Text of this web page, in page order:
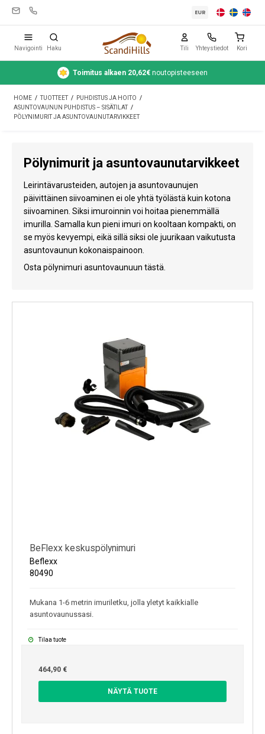
Leirintävarusteet
Teltat
Auto ja peräkärry
Kaasu
Vesi
Sähkötarvikkeet
EUR
Navigointi Haku Tili Yhteystiedot Kori
Toimitus alkaen 20,62€ noutopisteeseen
HOME / TUOTTEET / PUHDISTUS JA HOITO /
ASUNTOVAUNUN PUHDISTUS – SISÄTILAT /
PÖLYNIMURIT JA ASUNTOVAUNUTARVIKKEET
Pölynimurit ja asuntovaunutarvikkeet
Leirintävarusteiden, autojen ja asuntovaunujen
päivittäinen siivoaminen ei ole yhtä työlästä kuin kotona
siivoaminen. Siksi imuroinnin voi hoitaa pienemmällä
imurilla. Samalla kun pieni imuri on kooltaan kompakti, on
se myös kevyempi, eikä sillä siksi ole juurikaan vaikutusta
asuntovaunun kokonaispainoon.
Osta pölynimuri asuntovaunuun tästä.
BeFlexx keskuspölynimuri
Beflexx
80490
Mukana 1-6 metrin imuriletku, jolla yletyt kaikkialle
asuntovaunussasi.
Tilaa tuote
464,90 €
NÄYTÄ TUOTE